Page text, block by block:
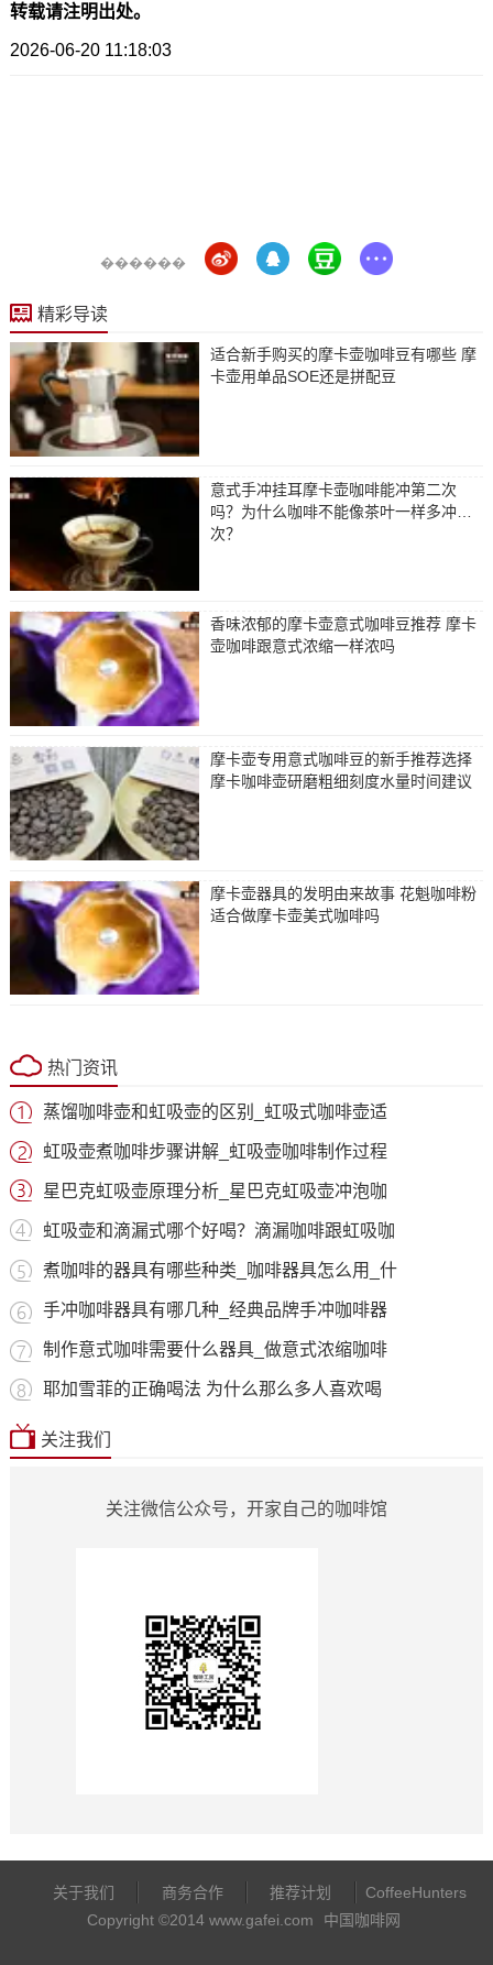
转载请注明出处。
2026-06-20 11:18:03
������
精彩导读
适合新手购买的摩卡壶咖啡豆有哪些 摩
卡壶用单品SOE还是拼配豆
意式手冲挂耳摩卡壶咖啡能冲第二次
吗？为什么咖啡不能像茶叶一样多冲几
次？
香味浓郁的摩卡壶意式咖啡豆推荐 摩卡
壶咖啡跟意式浓缩一样浓吗
摩卡壶专用意式咖啡豆的新手推荐选择
摩卡咖啡壶研磨粗细刻度水量时间建议
摩卡壶器具的发明由来故事 花魁咖啡粉
适合做摩卡壶美式咖啡吗
热门资讯
蒸馏咖啡壶和虹吸壶的区别_虹吸式咖啡壶适
虹吸壶煮咖啡步骤讲解_虹吸壶咖啡制作过程
星巴克虹吸壶原理分析_星巴克虹吸壶冲泡咖
虹吸壶和滴漏式哪个好喝？滴漏咖啡跟虹吸咖
煮咖啡的器具有哪些种类_咖啡器具怎么用_什
手冲咖啡器具有哪几种_经典品牌手冲咖啡器
制作意式咖啡需要什么器具_做意式浓缩咖啡
耶加雪菲的正确喝法 为什么那么多人喜欢喝
关注我们
关注微信公众号，开家自己的咖啡馆
关于我们 商务合作 推荐计划
CoffeeHunters
Copyright ©2014 www.gafei.com
中国咖啡网